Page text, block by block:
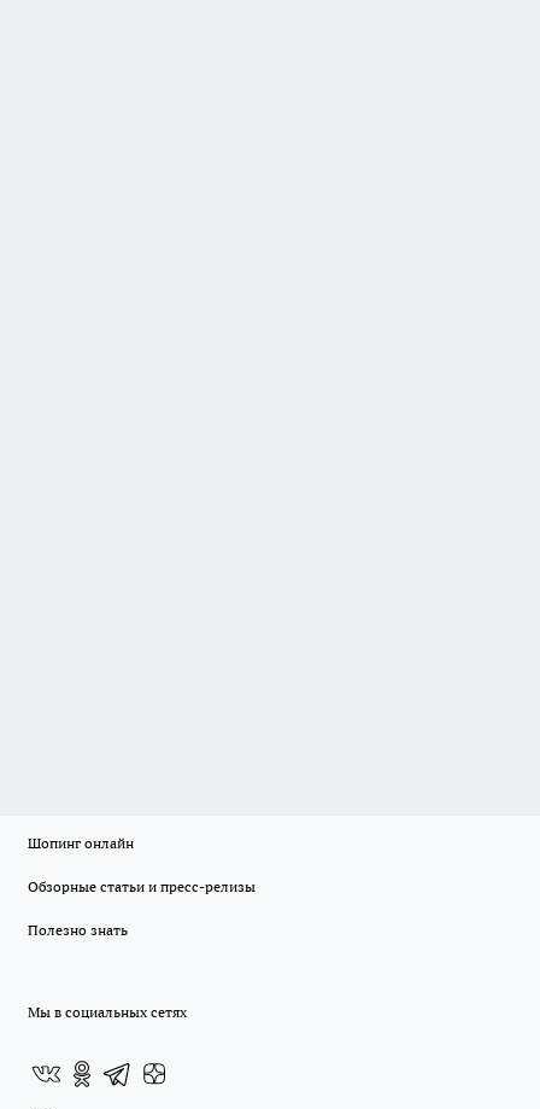
Шопинг онлайн
Обзорные статьи и пресс-релизы
Полезно знать
Мы в социальных сетях